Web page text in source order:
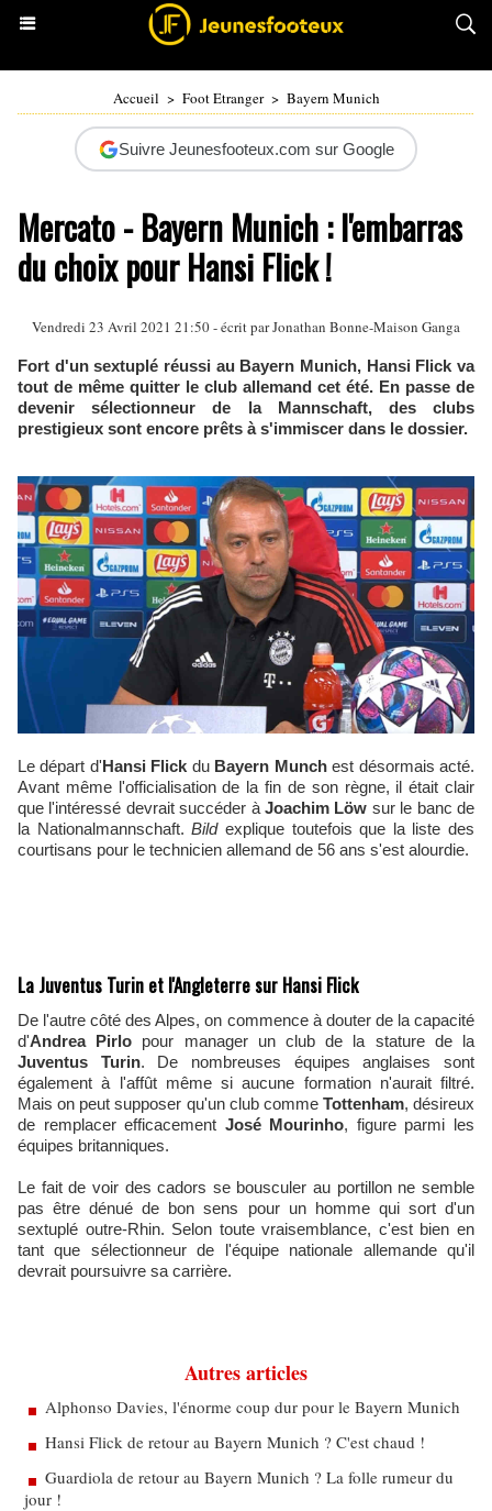
Accueil > Foot Etranger > Bayern Munich
Suivre Jeunesfooteux.com sur Google
Mercato - Bayern Munich : l'embarras
du choix pour Hansi Flick !
Vendredi 23 Avril 2021 21:50 - écrit parJonathan Bonne-Maison Ganga
Fort d'un sextuplé réussi au Bayern Munich, Hansi Flick va
tout de même quitter le club allemand cet été. En passe de
devenir sélectionneur de la Mannschaft, des clubs
prestigieux sont encore prêts à s'immiscer dans le dossier.
Le départ d'Hansi Flick du Bayern Munchest désormais acté.
Avant même l'officialisation de la fin de son règne, il était clair
que l'intéressé devrait succéder àJoachim Löw sur le banc de
la Nationalmannschaft.Bildexplique toutefois que la liste des
courtisans pour le technicien allemand de 56 ans s'est alourdie.
La Juventus Turin et l'Angleterre sur Hansi Flick
De l'autre côté des Alpes, on commence à douter de la capacité
d'Andrea Pirlo pour manager un club de la stature de la
Juventus Turin. De nombreuses équipes anglaises sont
également à l'affût même si aucune formation n'aurait filtré.
Mais on peut supposer qu'un club comme Tottenham, désireux
de remplacer efficacement José Mourinho, figure parmi les
équipes britanniques.
Le fait de voir des cadors se bousculer au portillon ne semble
pas être dénué de bon sens pour un homme qui sort d'un
sextuplé outre-Rhin. Selon toute vraisemblance, c'est bien en
tant que sélectionneur de l'équipe nationale allemande qu'il
devrait poursuivre sa carrière.
Autres articles
Alphonso Davies, l'énorme coup dur pour le Bayern Munich
Hansi Flick de retour au Bayern Munich ? C'est chaud !
Guardiola de retour au Bayern Munich ? La folle rumeur du
jour !